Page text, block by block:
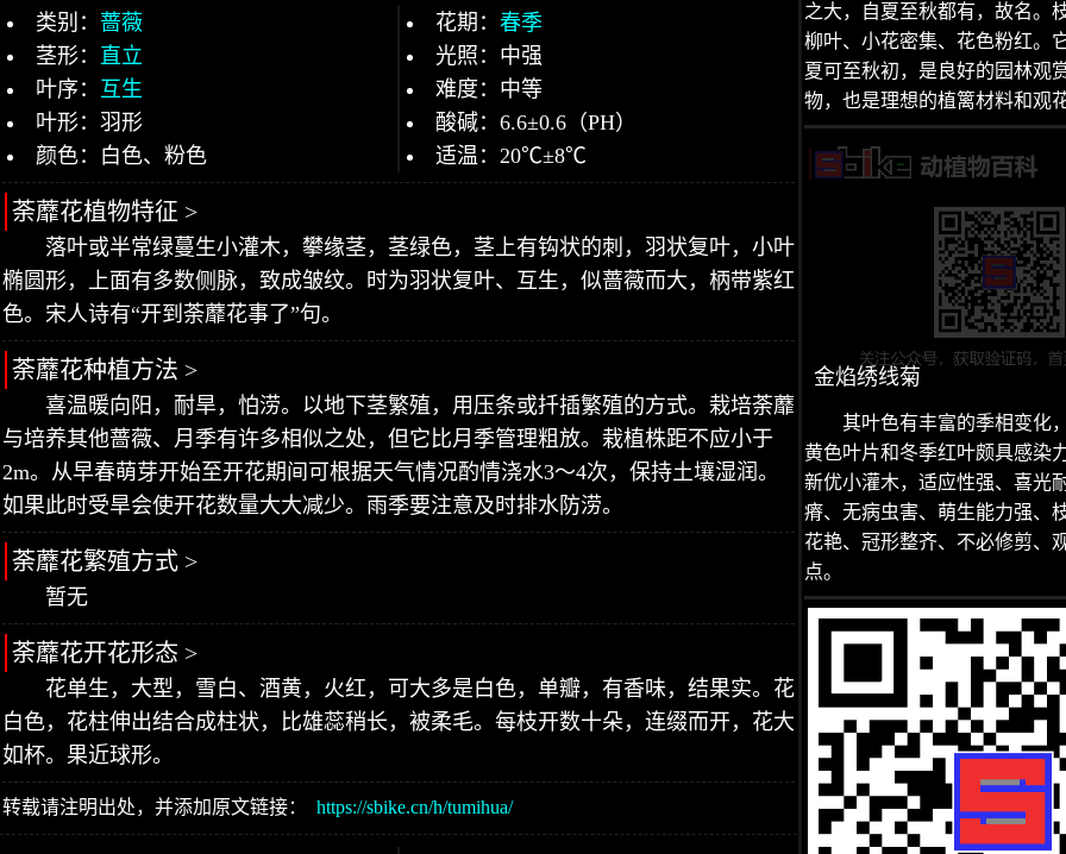
类别： 蔷薇
茎形： 直立
叶序： 互生
叶形：羽形
颜色：白色、粉色
花期： 春季
光照：中强
难度：中等
酸碱：6.6±0.6（PH）
适温：20℃±8℃
荼蘼花植物特征 >
落叶或半常绿蔓生小灌木，攀缘茎，茎绿色，茎上有钩状的刺，羽状复叶，小叶
椭圆形，上面有多数侧脉，致成皱纹。时为羽状复叶、互生，似蔷薇而大，柄带紫红
色。宋人诗有“开到荼蘼花事了”句。
荼蘼花种植方法 >
喜温暖向阳，耐旱，怕涝。以地下茎繁殖，用压条或扦插繁殖的方式。栽培荼蘼
与培养其他蔷薇、月季有许多相似之处，但它比月季管理粗放。栽植株距不应小于
2m。从早春萌芽开始至开花期间可根据天气情况酌情浇水3～4次，保持土壤湿润。
如果此时受旱会使开花数量大大减少。雨季要注意及时排水防涝。
荼蘼花繁殖方式 >
暂无
荼蘼花开花形态 >
花单生，大型，雪白、酒黄，火红，可大多是白色，单瓣，有香味，结果实。花
白色，花柱伸出结合成柱状，比雄蕊稍长，被柔毛。每枝开数十朵，连缀而开，花大
如杯。果近球形。
转载请注明出处，并添加原文链接： https://sbike.cn/h/tumihua/
之大，自夏至秋都有，故名。
柳叶、小花密集、花色粉红。
夏可至秋初，是良好的园林观
物，也是理想的植篱材料和观
金焰绣线菊
其叶色有丰富的季相变化
黄色叶片和冬季红叶颇具感染
新优小灌木，适应性强、喜光
瘠、无病虫害、萌生能力强、
花艳、冠形整齐、不必修剪、
点。